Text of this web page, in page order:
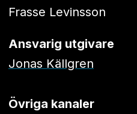
Frasse Levinsson
Ansvarig utgivare
Jonas Källgren
Övriga kanaler